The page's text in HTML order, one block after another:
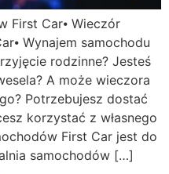
First Car⦁ Wieczór
Wynajem samochodu
rodzinne? Jesteś
A może wieczora
Potrzebujesz dostać
korzystać z własnego
First Car jest do
samochodów […]